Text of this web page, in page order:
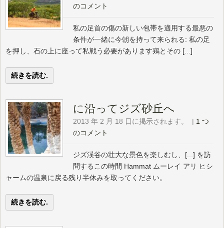
のコメント
私の足首の傷の新しい包帯を適用する最悪の
条件が一緒に今朝を持って来られる: 私の足
を押し、石の上に座って私戦う必要があります鶏とその [...]
続きを読む.
に沿ってジズ砂丘へ
2013 年 2 月 18 日に掲示されます。 | 1 つ
のコメント
ジズ渓谷の壮大な景色を楽しむし、[...] を訪
問するこの時間 Hammat ムーレイ アリ ヒシ
ャームの温泉に戻る残り半休みを取ってください。
続きを読む.